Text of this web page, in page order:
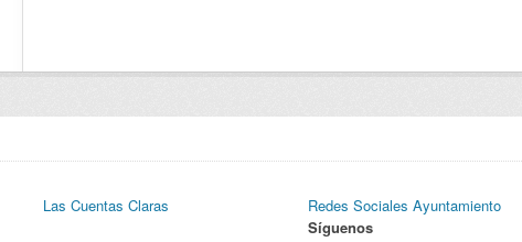
Las Cuentas Claras
Redes Sociales Ayuntamiento
Síguenos